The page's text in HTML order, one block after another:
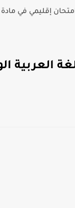
إقليمي في مادة
العربية